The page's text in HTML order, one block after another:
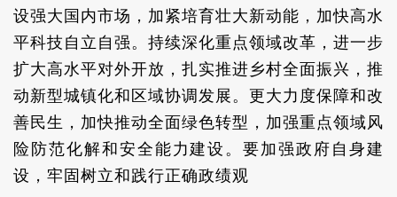
设强大国内市场，加紧培育壮大新动能，加快高水
平科技自立自强。持续深化重点领域改革，进一步
扩大高水平对外开放，扎实推进乡村全面振兴，推
动新型城镇化和区域协调发展。更大力度保障和改
善民生，加快推动全面绿色转型，加强重点领域风
险防范化解和安全能力建设。要加强政府自身建
设，牢固树立和践行正确政绩观